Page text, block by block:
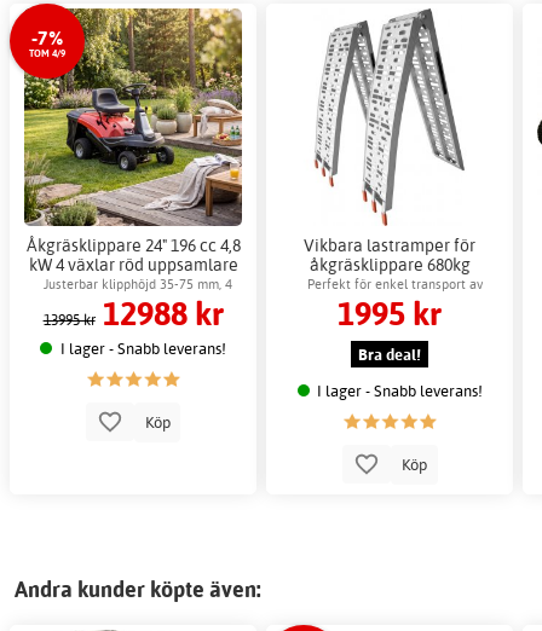
-7%
TOM 4/9
Åkgräsklippare 24" 196 cc 4,8
kW 4 växlar röd uppsamlare
150L
Justerbar klipphöjd 35-75 mm, 4
växlar
13995 kr 12988 kr
I lager - Snabb leverans!
Köp
Vikbara lastramper för
åkgräsklippare 680kg
Werkraft 225cm
Perfekt för enkel transport av
gräsklippare
1995 kr
Bra deal!
I lager - Snabb leverans!
Köp
Andra kunder köpte även: